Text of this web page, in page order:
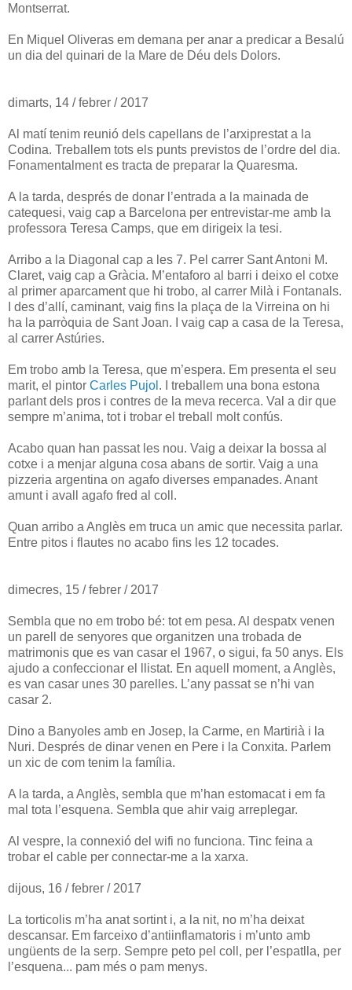
Montserrat.
En Miquel Oliveras em demana per anar a predicar a Besalú
un dia del quinari de la Mare de Déu dels Dolors.
dimarts, 14 / febrer / 2017
Al matí tenim reunió dels capellans de l’arxiprestat a la
Codina. Treballem tots els punts previstos de l’ordre del dia.
Fonamentalment es tracta de preparar la Quaresma.
A la tarda, després de donar l’entrada a la mainada de
catequesi, vaig cap a Barcelona per entrevistar-me amb la
professora Teresa Camps, que em dirigeix la tesi.
Arribo a la Diagonal cap a les 7. Pel carrer Sant Antoni M.
Claret, vaig cap a Gràcia. M’entaforo al barri i deixo el cotxe
al primer aparcament que hi trobo, al carrer Milà i Fontanals.
I des d’allí, caminant, vaig fins la plaça de la Virreina on hi
ha la parròquia de Sant Joan. I vaig cap a casa de la Teresa,
al carrer Astúries.
Em trobo amb la Teresa, que m’espera. Em presenta el seu
marit, el pintor Carles Pujol . I treballem una bona estona
parlant dels pros i contres de la meva recerca. Val a dir que
sempre m’anima, tot i trobar el treball molt confús.
Acabo quan han passat les nou. Vaig a deixar la bossa al
cotxe i a menjar alguna cosa abans de sortir. Vaig a una
pizzeria argentina on agafo diverses empanades. Anant
amunt i avall agafo fred al coll.
Quan arribo a Anglès em truca un amic que necessita parlar.
Entre pitos i flautes no acabo fins les 12 tocades.
dimecres, 15 / febrer / 2017
Sembla que no em trobo bé: tot em pesa. Al despatx venen
un parell de senyores que organitzen una trobada de
matrimonis que es van casar el 1967, o sigui, fa 50 anys. Els
ajudo a confeccionar el llistat. En aquell moment, a Anglès,
es van casar unes 30 parelles. L’any passat se n’hi van
casar 2.
Dino a Banyoles amb en Josep, la Carme, en Martirià i la
Nuri. Després de dinar venen en Pere i la Conxita. Parlem
un xic de com tenim la família.
A la tarda, a Anglès, sembla que m’han estomacat i em fa
mal tota l’esquena. Sembla que ahir vaig arreplegar.
Al vespre, la connexió del wifi no funciona. Tinc feina a
trobar el cable per connectar-me a la xarxa.
dijous, 16 / febrer / 2017
La torticolis m’ha anat sortint i, a la nit, no m’ha deixat
descansar. Em farceixo d’antiinflamatoris i m’unto amb
ungüents de la serp. Sempre peto pel coll, per l’espatlla, per
l’esquena... pam més o pam menys.